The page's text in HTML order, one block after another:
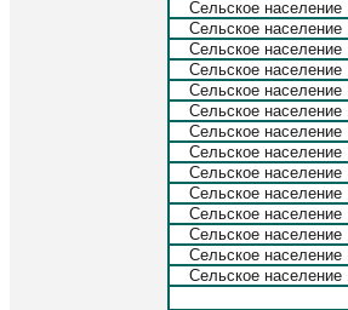
Сельское население
Сельское население
Сельское население
Сельское население
Сельское население
Сельское население
Сельское население
Сельское население
Сельское население
Сельское население
Сельское население
Сельское население
Сельское население
Сельское население